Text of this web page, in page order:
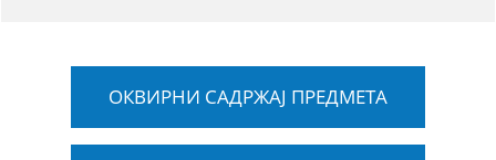
ОКВИРНИ САДРЖАЈ ПРЕДМЕТА